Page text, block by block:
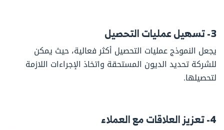
3- تسهيل عمليات التحصيل
يجعل النموذج عمليات التحصيل أكثر فعالية، حيث يمكن
للشركة تحديد الديون المستحقة واتخاذ الإجراءات اللازمة
لتحصيلها.
4- تعزيز العلاقات مع العملاء